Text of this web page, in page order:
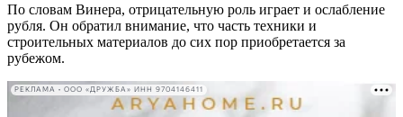
По словам Винера, отрицательную роль играет и ослабление
рубля. Он обратил внимание, что часть техники и
строительных материалов до сих пор приобретается за
рубежом.
РЕКЛАМА • ООО «ДРУЖБА» ИНН 9704146411